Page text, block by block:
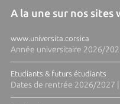
A la une sur nos sites
www.universita.corsica
Année universitaire 2026/
Etudiants & futurs étudiants
Dates de rentrée 2026/2027 |